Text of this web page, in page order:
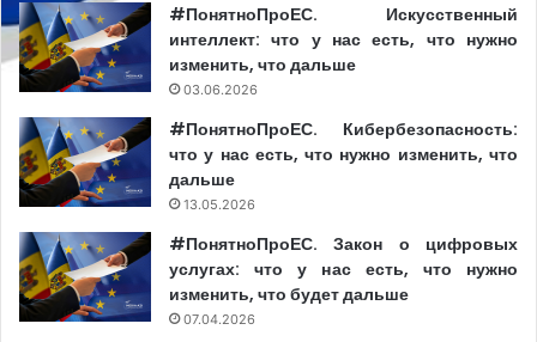
#ПонятноПроЕС. Искусственный
интеллект: что у нас есть, что нужно
изменить, что дальше
03.06.2026
#ПонятноПроЕС. Кибербезопасность:
что у нас есть, что нужно изменить, что
дальше
13.05.2026
#ПонятноПроЕС. Закон о цифровых
услугах: что у нас есть, что нужно
изменить, что будет дальше
07.04.2026